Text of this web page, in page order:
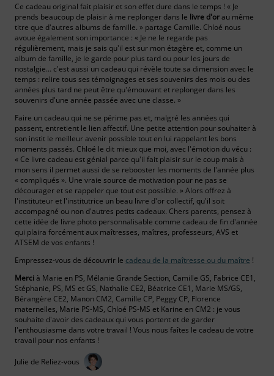
Ce cadeau original fait plaisir et son effet dure dans le temps ! « Je
prends beaucoup de plaisir à me replonger dans le livre d'orau même
titre que d'autres albums de famille. » partage Camille. Chloé nous
avoue également son importance : « Je ne le regarde pas
régulièrement, mais je sais qu'il est sur mon étagère et, comme un
album de famille, je le garde pour plus tard ou pour les jours de
nostalgie… c'est aussi un cadeau qui révèle toute sa dimension avec le
temps : relire tous ses témoignages et ses souvenirs des mois ou des
années plus tard ne peut être qu'émouvant et replonger dans les
souvenirs d'une année passée avec une classe. »
Faire un cadeau qui ne se périme pas et, malgré les années qui
passent, entretient le lien affectif. Une petite attention pour souhaiter à
son instit le meilleur avenir possible tout en lui rappelant les bons
moments passés. Chloé le dit mieux que moi, avec l'émotion du vécu :
« Ce livre cadeau est génial parce qu'il fait plaisir sur le coup mais à
mon sens il permet aussi de se rebooster les moments de l'année plus
« compliqués ». Une vraie source de motivation pour ne pas se
décourager et se rappeler que tout est possible. » Alors offrez à
l'instituteur et l'institutrice un beau livre d'or collectif, qu'il soit
accompagné ou non d'autres petits cadeaux. Chers parents, pensez à
cette idée de livre photo personnalisable comme cadeau de fin d'année
qui plaira forcément aux maîtresses, maîtres, professeurs, AVS et
ATSEM de vos enfants !
Empressez-vous de découvrir le cadeau de la maîtresse ou du maître !
Mercià Marie en PS, Mélanie Grande Section, Camille GS, Fabrice CE1,
Stéphanie, PS, MS et GS, Nathalie CE2, Béatrice CE1, Marie MS/GS,
Bérangère CE2, Manon CM2, Camille CP, Peggy CP, Florence
maternelles, Marie PS-MS, Chloé PS-MS et Karine en CM2 : je vous
souhaite d'avoir des cadeaux qui vous portent et de garder
l'enthousiasme dans votre travail ! Vous nous faîtes le cadeau de votre
travail pour nos enfants !
Julie de Reliez-vous